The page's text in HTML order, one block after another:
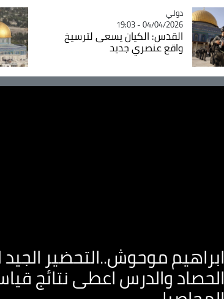
Catégorie
دولي
04/04/2026 - 19:03
القدس: الكيان يسعى لترسيخ
واقع عنصري جديد
ابراهيم موحوش..التحضير
الحصاد والدرس اعطى نتائج